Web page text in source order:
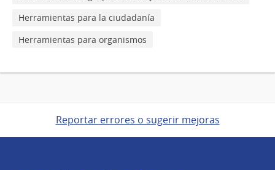
Herramientas para la ciudadanía
Herramientas para organismos
Reportar errores o sugerir mejoras